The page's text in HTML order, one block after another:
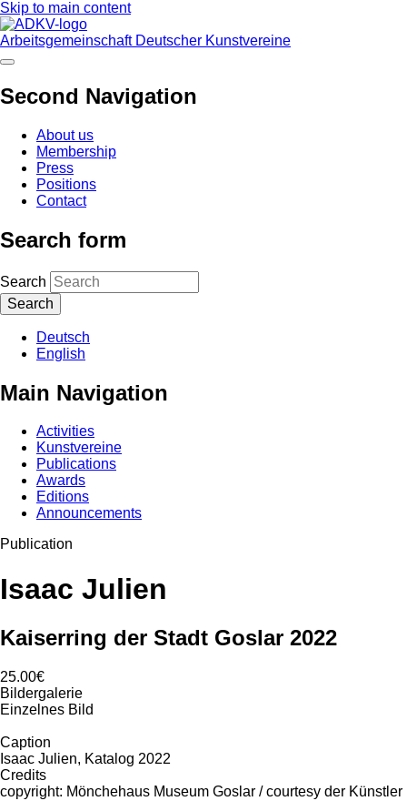
Skip to main content
Arbeitsgemeinschaft Deutscher Kunstvereine
Second Navigation
About us
Membership
Press
Positions
Contact
Search form
Search
Deutsch
English
Main Navigation
Activities
Kunstvereine
Publications
Awards
Editions
Announcements
Publication
Isaac Julien
Kaiserring der Stadt Goslar 2022
25.00€
Bildergalerie
Einzelnes Bild
Caption
Isaac Julien, Katalog 2022
Credits
copyright: Mönchehaus Museum Goslar / courtesy der Künstler